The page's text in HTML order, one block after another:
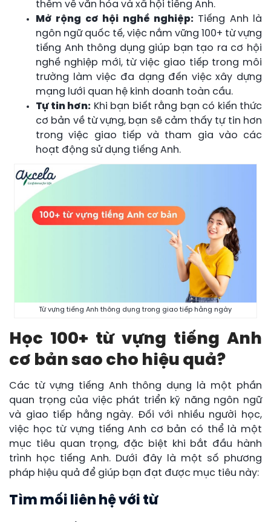
thêm về văn hóa và xã hội tiếng Anh.
Mở rộng cơ hội nghề nghiệp:Tiếng Anh là
ngôn ngữ quốc tế, việc nắm vững 100+ từ vựng
tiếng Anh thông dụng giúp bạn tạo ra cơ hội
nghề nghiệp mới, từ việc giao tiếp trong môi
trường làm việc đa dạng đến việc xây dựng
mạng lưới quan hệ kinh doanh toàn cầu.
Tự tin hơn: Khi bạn biết rằng bạn có kiến thức
cơ bản về từ vựng, bạn sẽ cảm thấy tự tin hơn
trong việc giao tiếp và tham gia vào các
hoạt động sử dụng tiếng Anh.
Từ vựng tiếng Anh thông dụng trong giao tiếp hằng ngày
Học 100+ từ vựng tiếng Anh
cơ bản sao c ho hiệu quả?
Các từ vựng tiếng Anh thông dụng là một phần
quan trọng của việc phát triển kỹ năng ngôn ngữ
và giao tiếp hằng ngày. Đối với nhiều người học,
việc học từ vựng tiếng Anh cơ bản có thể là một
mục tiêu quan trọng, đặc biệt khi bắt đầu hành
trình học tiếng Anh. Dưới đây là một số phương
pháp hiệu quả để giúp bạn đạt được mục tiêu này:
Tìm mối liên hệ với từ